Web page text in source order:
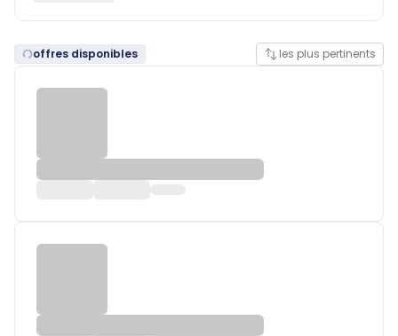
offres disponibles les plus pertinents